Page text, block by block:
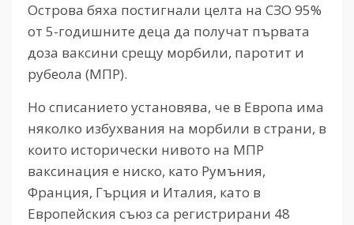
Острова бяха постигнали целта на СЗО 95%
от 5-годишните деца да получат първата
доза ваксини срещу морбили, паротит и
рубеола (МПР).
Но списанието установява, че в Европа има
няколко избухвания на морбили в страни, в
които исторически нивото на МПР
ваксинация е ниско, като Румъния,
Франция, Гърция и Италия, като в
Европейския съюз са регистрирани 48